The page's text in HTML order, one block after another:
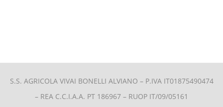
S.S. AGRICOLA VIVAI BONELLI ALVIANO – P.IVA IT01875490474
– REA C.C.I.A.A. PT 186967 – RUOP IT/09/05161